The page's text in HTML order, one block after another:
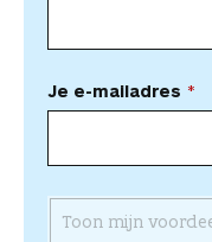
Je e-mailadres
Toon mijn